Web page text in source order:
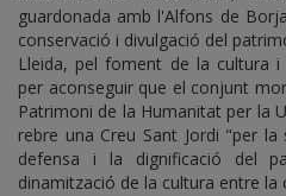
guardonada amb l'Alfons de
conservació i divulgació del
Lleida, pel foment de la cultura
per aconseguir que el conjunt
Patrimoni de la Humanitat per la
rebre una Creu Sant Jordi "per
defensa i la dignificació del
dinamització de la cultura entre la